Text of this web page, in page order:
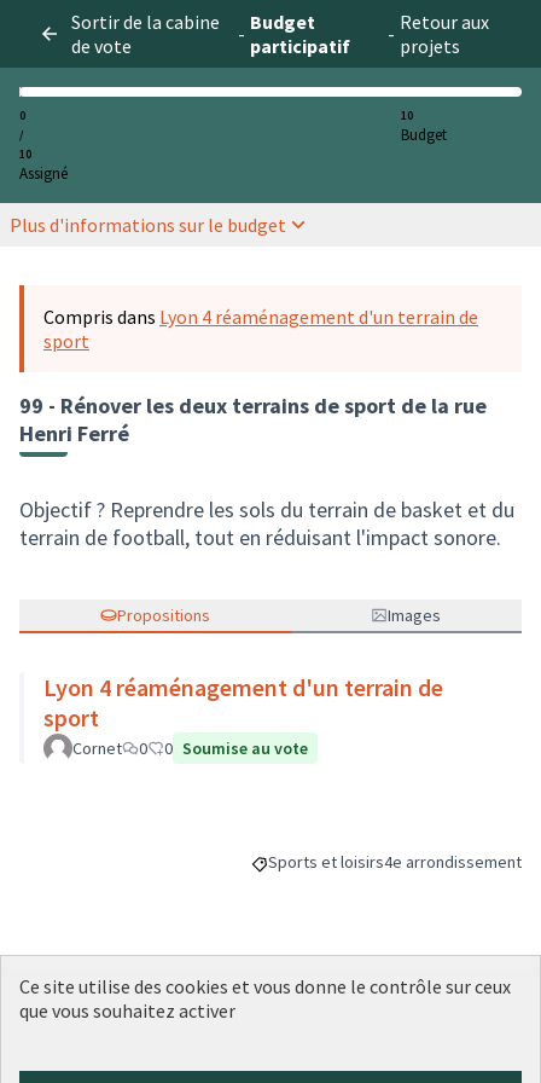
Sortir de la cabine
de vote
- Budget
participatif
- Retour aux
projets
0
/
10
Assigné
10
Budget
Plus d'informations sur le budget
Compris dans Lyon 4 réaménagement d'un terrain de
sport
99 - Rénover les deux terrains de sport de la rue
Henri Ferré
Objectif ? Reprendre les sols du terrain de basket et du
terrain de football, tout en réduisant l'impact sonore.
Propositions Images
Lyon 4 réaménagement d'un terrain de
sport
Cornet 0 0 Soumise au vote
Filtrer les résultats de la catégorie :
Sports et loisirsFiltrer les résultats
4e arrondissement
Budget
Ce site utilise des cookies et vous donne le contrôle sur ceux
que vous souhaitez activer